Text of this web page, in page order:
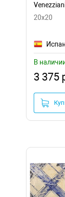
настенная
20x20
В
3 375